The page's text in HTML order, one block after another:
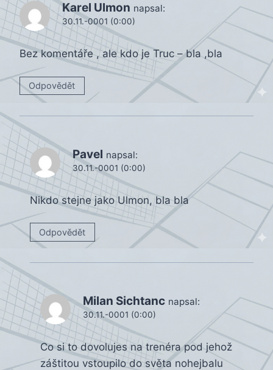
Karel Ulmon napsal:
30.11.-0001 (0:00)
Bez komentáře , ale kdo je Truc – bla ,bla
Odpovědět
Pavel napsal:
30.11.-0001 (0:00)
Nikdo stejne jako Ulmon, bla bla
Odpovědět
Milan Sichtanc napsal:
30.11.-0001 (0:00)
Co si to dovolujes na trenéra pod jehož
záštitou vstoupilo do světa nohejbalu